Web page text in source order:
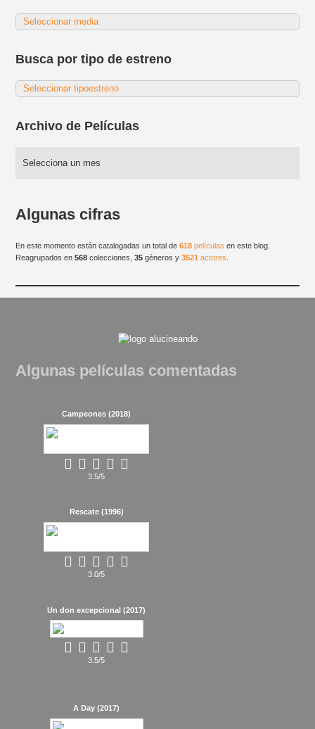
Busca por tipo de estreno
Archivo de Películas
Algunas cifras
En este momento están catalogadas un total de618 películas en este blog.
Reagrupados en568 colecciones,35 géneros y3521 actores
Algunas películas comentadas
Campeones (2018)
3.5/5
Rescate (1996)
3.0/5
Un don excepcional (2017)
3.5/5
A Day (2017)